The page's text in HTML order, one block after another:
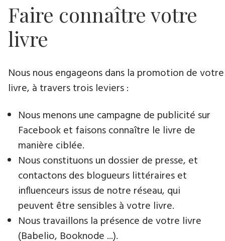
Faire connaître votre
livre
Nous nous engageons dans la promotion de votre
livre​, à travers trois leviers :
Nous menons une campagne de publicité sur
Facebook et faisons connaître le livre de
manière ciblée.
Nous constituons un dossier de presse, et
contactons des blogueurs littéraires et
influenceurs issus de notre réseau, qui
peuvent être sensibles à votre livre.
Nous travaillons la présence de votre livre
(Babelio, Booknode ...).